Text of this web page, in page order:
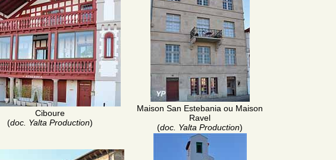
Ciboure
(doc. Yalta Production)
Maison San Estebania ou Maison
Ravel
(doc. Yalta Production)